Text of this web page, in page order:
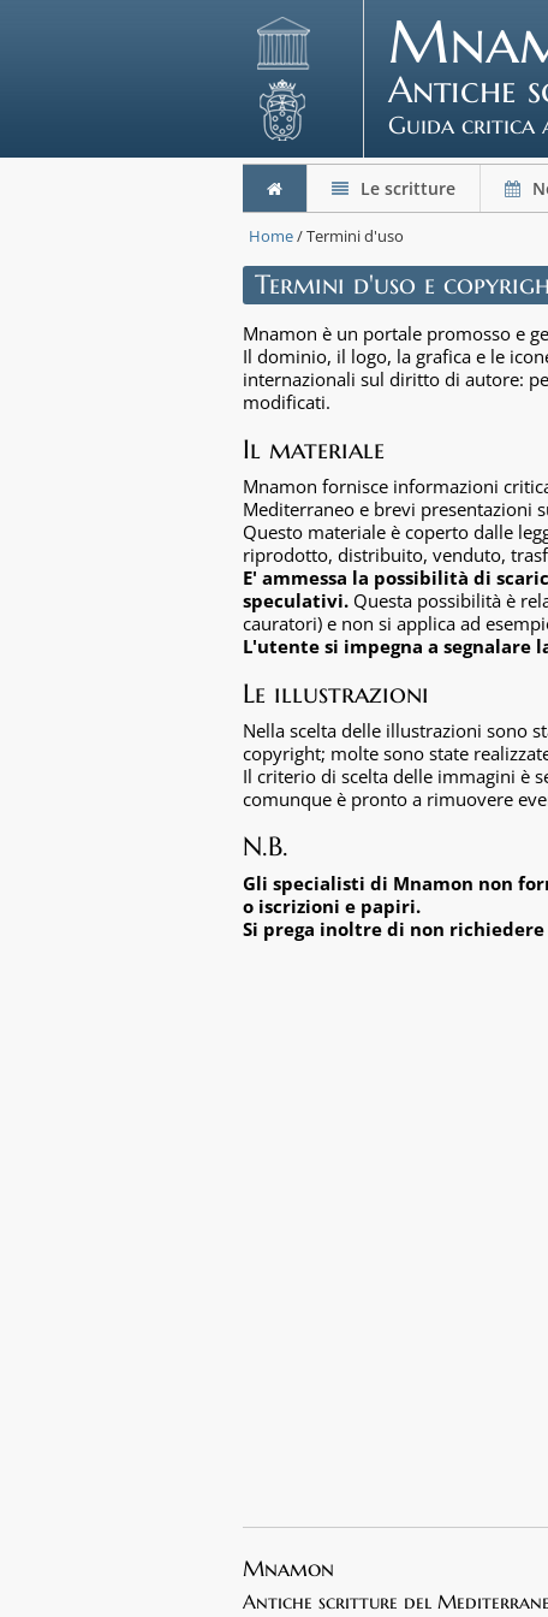
Antiche
Guida critica
Le scritture
Home/ Termini d'uso
Termini d'uso e
Mnamon è un portale promosso e
Il dominio, il logo, la grafica e le
internazionali sul diritto di autore:
modificati.
Il materiale
Mnamon fornisce informazioni
Mediterraneo e brevi presentazioni
Questo materiale è coperto dalle
riprodotto, distribuito, venduto,
E' ammessa la possibilità di
speculativi. Questa possibilità è
cauratori) e non si applica ad
L'utente si impegna a segnalare
Le illustrazioni
Nella scelta delle illustrazioni sono
copyright; molte sono state
Il criterio di scelta delle immagini è
comunque è pronto a rimuovere
N.B.
Gli specialisti di Mnamon non
o iscrizioni e papiri.
Si prega inoltre di non
Mnamon
Antiche scritture del